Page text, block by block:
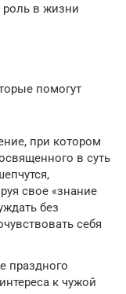
роль в жизни
помогут
при котором
в суть
свое «знание
без
себя
праздного
к чужой